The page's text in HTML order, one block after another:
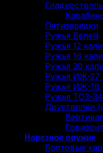
Пятизарядки
Ружья Benelli
Ружья 12
Ружья 16
Ружья 20
Ружья ИЖ-27
Ружья ИЖ-18
Ружья ТОЗ-34
Двустволки
Нарезное оружие
Болтовые